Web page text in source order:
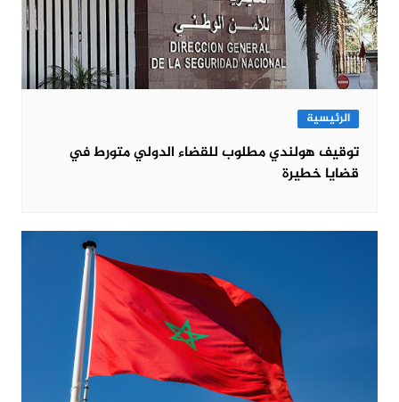
الرئيسية
توقيف هولندي مطلوب للقضاء الدولي متورط في
قضايا خطيرة